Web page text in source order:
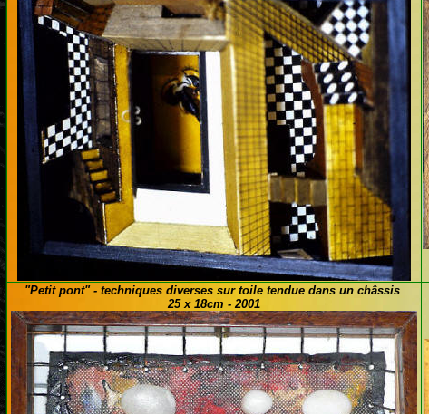
"Petit pont" - techniques diverses sur toile tendue dans un châssis
25 x 18cm - 2001